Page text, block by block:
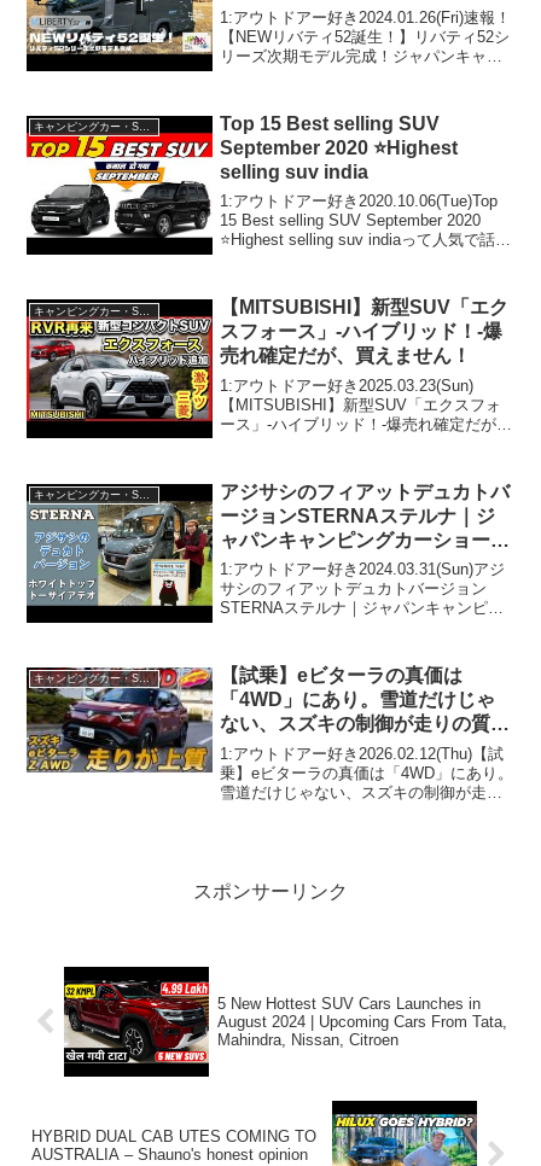
カーショー2024にてデビュー！
標準仕様に加え２種のアップグレ
ード仕様を用意
1:アウトドアー好き2024.01.26(Fri)速報！
【NEWリバティ52誕生！】リバティ52シ
リーズ次期モデル完成！ジャパンキャン
を用意って人気で話題らしいぞ、...
キャンピングカー・SUV人気車種
Top 15 Best selling SUV
September 2020 ⭐Highest
selling suv india
1:アウトドアー好き2020.10.06(Tue)Top
15 Best selling SUV September 2020
⭐Highest selling suv indiaって人気で話題
【MITSUBISHI】新型SUV「エク
スフォース」-ハイブリッド！-爆
売れ確定だが、買えません！
1:アウトドアー好き2025.03.23(Sun)
【MITSUBISHI】新型SUV「エクスフォ
ース」-ハイブリッド！-爆売れ確定だが、
2025.03.23(Sun)こ...
キャンピングカー・SUV人気車種
アジサシのフィアットデュカトバ
ージョンSTERNAステルナ｜ジ
ャパンキャンピングカーショー
2024
1:アウトドアー好き2024.03.31(Sun)アジ
サシのフィアットデュカトバージョン
STERNAステルナ｜ジャパンキャンピン
き2024.03.31(Sun)こ...
キャンピングカー・SUV人気車種
【試乗】eビターラの真価は
「4WD」にあり。雪道だけじゃ
ない、スズキの制御が走りの質を
どう変えたのか？
1:アウトドアー好き2026.02.12(Thu)【試
乗】eビターラの真価は「4WD」にあり。
雪道だけじゃない、スズキの制御が走り
スポンサーリンク
5 New Hottest SUV Cars Launches in
August 2024 | Upcoming Cars From Tata,
Mahindra, Nissan, Citroen
HYBRID DUAL CAB UTES COMING TO
AUSTRALIA – Shauno's honest opinion